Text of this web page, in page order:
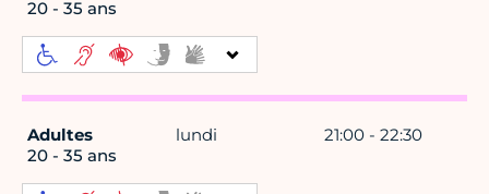
20 - 35 ans
Adultes
20 - 35 ans
lundi 21:00 - 22:30